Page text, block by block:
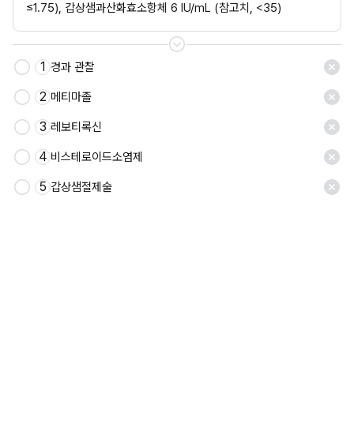
≤1.75), 갑상샘과산화효소항체 6 IU/mL (참고치, <35)
저장
1 경과 관찰
2 메티마졸
3 레보티록신
4 비스테로이드소염제
5 갑상샘절제술